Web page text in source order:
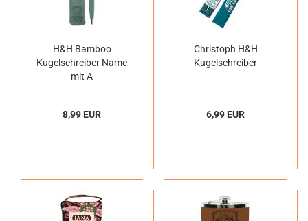
H&H Bamboo
Kugelschreiber Name
mit A
8,99 EUR
Christoph H&H
Kugelschreiber
6,99 EUR